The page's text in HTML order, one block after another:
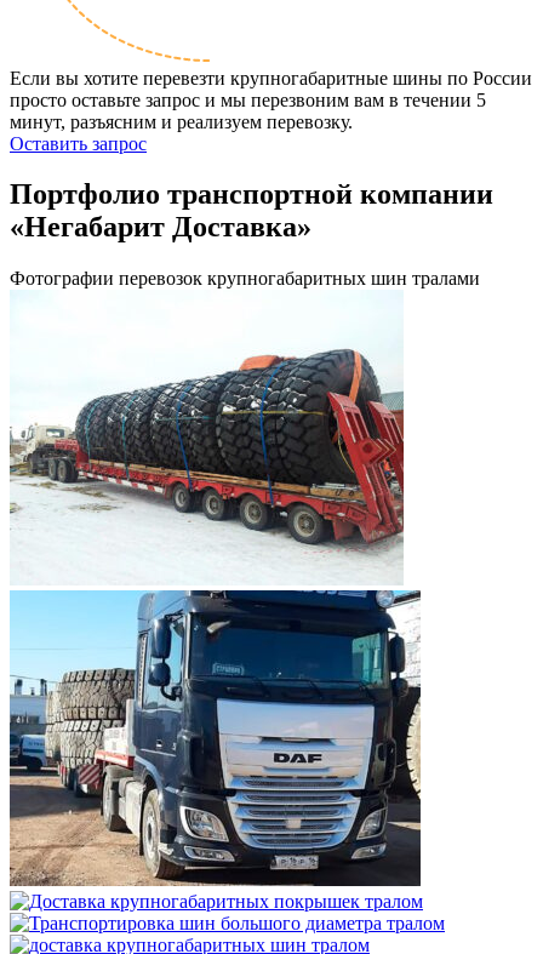
Если вы хотите перевезти крупногабаритные шины по России
просто оставьте запрос и мы перезвоним вам в течении 5
минут, разъясним и реализуем перевозку.
Оставить запрос
Портфолио транспортной компании
«Негабарит Доставка»
Фотографии перевозок крупногабаритных шин тралами